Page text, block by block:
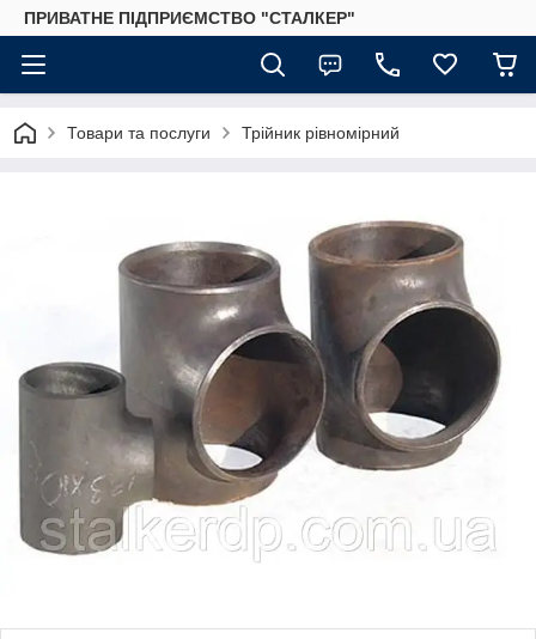
ПРИВАТНЕ ПІДПРИЄМСТВО "СТАЛКЕР"
Товари та послуги Трійник рівномірний